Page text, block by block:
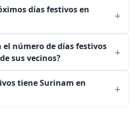
días festivos en
el número de días festivos
sus vecinos?
tiene Surinam en